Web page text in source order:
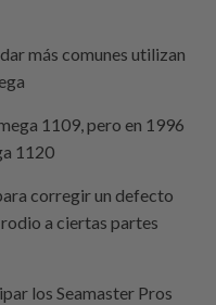
más comunes utilizan
1109, pero en 1996
1120
corregir un defecto
a ciertas partes
los Seamaster Pros